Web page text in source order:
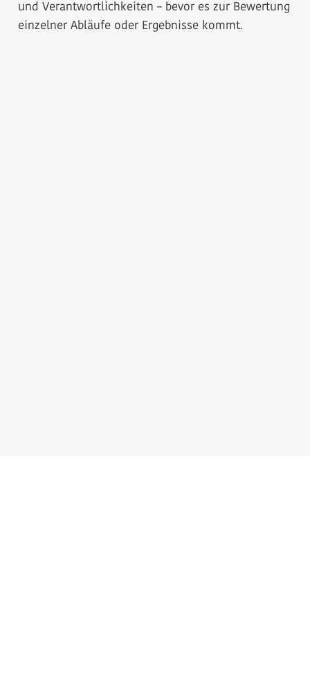
und Verantwortlichkeiten – bevor es zur Bewertung
einzelner Abläufe oder Ergebnisse kommt.